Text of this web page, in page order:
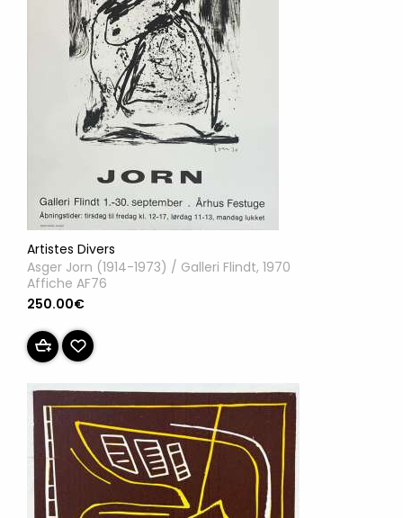
Artistes Divers
Asger Jorn (1914-1973) / Galleri Flindt, 1970
Affiche AF76
250.00€